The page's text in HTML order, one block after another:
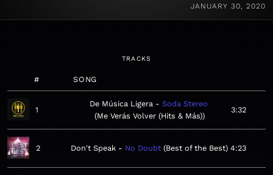
JANUARY 30, 2020
TRACKS
# SONG
1
De Música Ligera
Soda Stereo
Me Verás Volver (Hits & Más)
3:32
2 Don't Speak No Doubt Best of the Best 4:23